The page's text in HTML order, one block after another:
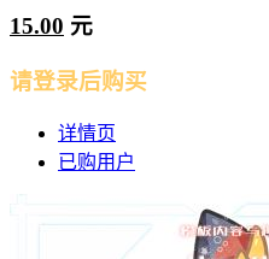
15.00 元
请登录后购买
详情页
已购用户